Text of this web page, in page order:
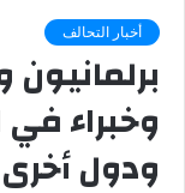
أخبار التحالف
وخبراء في
ودول